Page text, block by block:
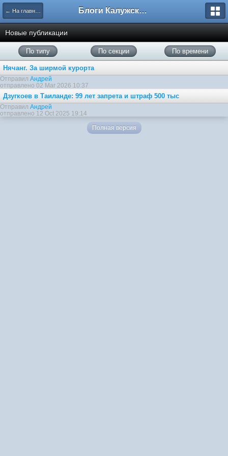
← На главную Блоги Калужского перекрестка
Новые публикации
По типу По секции По времени
Нячанг. За ширмой курорта
Отправил Андрей
отправлено 02 Mar 2026 10:37
Дзугкоев в Таиланде: 99 лет запрета и штраф 500 тыс
Отправил Андрей
отправлено 12 Oct 2025 19:14
Полная версия